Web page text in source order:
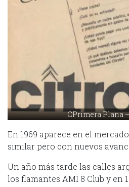
CPrimera Plana
En 1969 aparece en el
similar pero con nuevos
Un año más tarde las calles
los flamantes AMI 8 Club y en